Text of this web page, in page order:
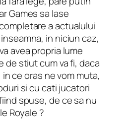
Games sa lase
a actualului
in niciun caz,
avea propria lume
de stiut cum va fi, daca
ce oras ne vom muta,
si cu cati jucatori
spuse, de ce sa nu
Royale ?